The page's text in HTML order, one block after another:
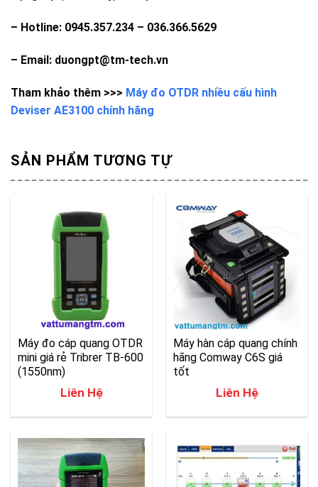
– Hotline: 0945.357.234 – 036.366.5629
– Email: duongpt@tm-tech.vn
Tham khảo thêm >>> Máy đo OTDR nhiều cấu hình
Deviser AE3100 chính hãng
SẢN PHẨM TƯƠNG TỰ
Máy đo cáp quang OTDR
mini giá rẻ Tribrer TB-600
(1550nm)
Liên Hệ
Máy hàn cáp quang chính
hãng Comway C6S giá
tốt
Liên Hệ